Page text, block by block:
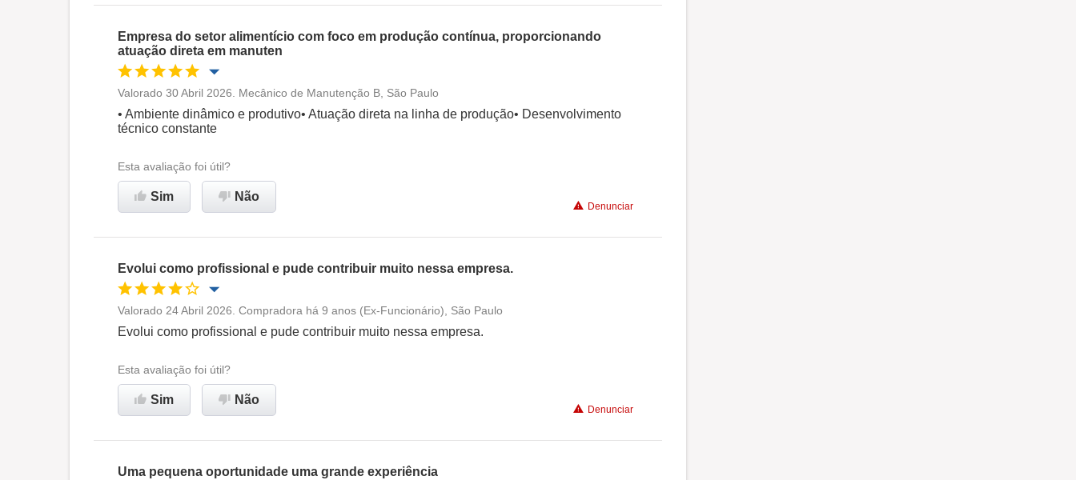
Empresa do setor alimentício com foco em produção contínua, proporcionando
atuação direta em manuten
Oportunidade de promoção Conciliação com a vida familiar
Recomenda esta empresa
Valorado 30 Abril 2026. Mecânico de Manutenção B, São Paulo
• Ambiente dinâmico e produtivo• Atuação direta na linha de produção• Desenvolvimento
técnico constante
Esta avaliação foi útil?
Sim Não
Denunciar
Evolui como profissional e pude contribuir muito nessa empresa.
Oportunidade de promoção
Ambiente de trabalho
Conciliação com a vida familiar
Recomenda esta empresa
Valorado 24 Abril 2026. Compradora há 9 anos (Ex-Funcionário), São Paulo
Evolui como profissional e pude contribuir muito nessa empresa.
Esta avaliação foi útil?
Sim Não
Denunciar
Uma pequena oportunidade uma grande experiência